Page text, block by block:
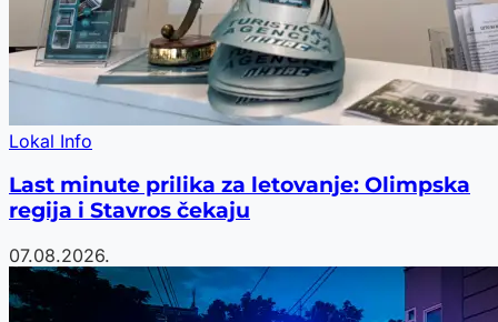
Lokal Info
Last minute prilika za letovanje: Olimpska
regija i Stavros čekaju
07.08.2026.